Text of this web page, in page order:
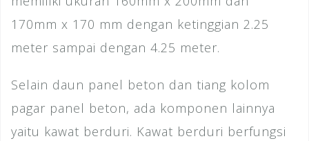
170mm x 170 mm dengan ketinggian 2.25
meter sampai dengan 4.25 meter.
Selain daun panel beton dan tiang kolom
pagar panel beton, ada komponen lainnya
yaitu kawat berduri. Kawat berduri berfungsi